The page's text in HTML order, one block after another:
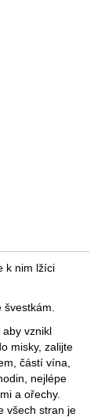
k nim lžíci
vznikl
misky, zalijte
částí vína,
nejlépe
a ořechy.
všech stran je